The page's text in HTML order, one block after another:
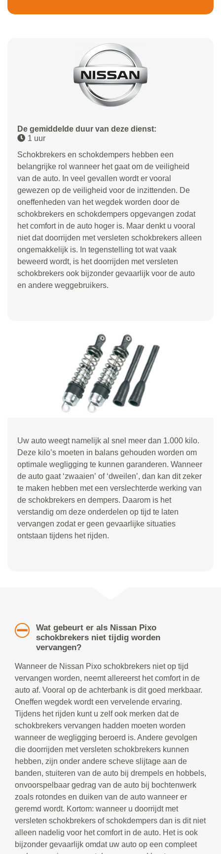
De gemiddelde duur van deze dienst:
1 uur
Schokbrekers en schokdempers hebben een
belangrijke rol wanneer het gaat om de veiligheid
van de auto. In veel gevallen wordt er vooral
gewezen op de veiligheid voor de inzittenden. De
oneffenheden van het wegdek worden door de
schokbrekers en schokdempers opgevangen zodat
het comfort in de auto hoger is. Maar denkt u vooral
niet dat doorrijden met versleten schokbrekers alleen
ongemakkelijk is. In tegenstelling tot wat vaak
beweerd wordt, is het doorrijden met versleten
schokbrekers ook bijzonder gevaarlijk voor de auto
en andere weggebruikers.
Uw auto weegt namelijk al snel meer dan 1.000 kilo.
Deze kilo’s moeten in balans gehouden worden om
optimale wegligging te kunnen garanderen. Wanneer
de auto gaat ‘zwaaien’ of ‘dweilen’, dan kan dit zeker
te maken hebben met een verslechterde werking van
de schokbrekers en dempers. Daarom is het
verstandig om deze onderdelen op tijd te laten
vervangen zodat er geen gevaarlijke situaties
ontstaan tijdens het rijden.
Wat gebeurt er als Nissan Pixo
schokbrekers niet tijdig worden
vervangen?
Wanneer de Nissan Pixo schokbrekers niet op tijd
vervangen worden, neemt allereerst het comfort in de
auto af. Vooral op de achterbank is dit goed merkbaar.
Oneffen wegdek wordt een vervelende ervaring.
Tijdens het rijden kunt u zelf ook merken dat de
schokbrekers vervangen hadden moeten worden
wanneer de wegligging beroerd is. Andere gevolgen
die doorrijden met versleten schokbrekers kunnen
hebben, zijn onder andere scheve slijtage aan de
banden, stuiteren van de auto bij drempels en hobbels,
onvoorspelbaar gedrag van de auto bij bochtenwerk
zoals rotondes en duiken van de auto wanneer er
geremd wordt. Kortom: wanneer u doorrijdt met
versleten schokbrekers of schokdempers dan is dit niet
alleen nadelig voor het comfort in de auto. Het is ook
bijzonder gevaarlijk omdat uw auto op een compleet